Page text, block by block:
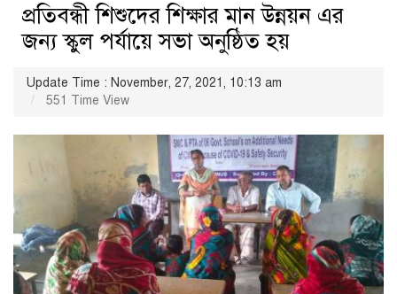
প্রতিবন্ধী শিশুদের শিক্ষার মান উন্নয়ন এর
জন্য স্কুল পর্যায়ে সভা অনুষ্ঠিত হয়
Update Time : November, 27, 2021, 10:13 am
551 Time View